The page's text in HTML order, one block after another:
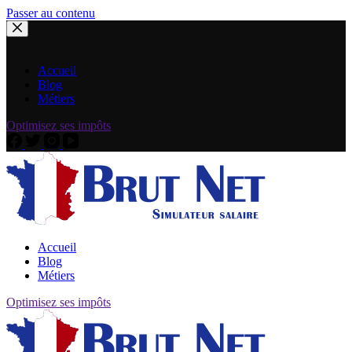
Passer au contenu
Accueil
Blog
Métiers
Optimisez ses impôts
Accueil
Blog
Métiers
Optimisez ses impôts